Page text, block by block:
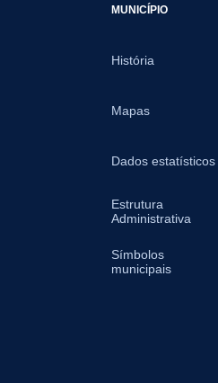
MUNICÍPIO
História
Mapas
Dados estatísticos
Estrutura
Administrativa
Símbolos
municipais